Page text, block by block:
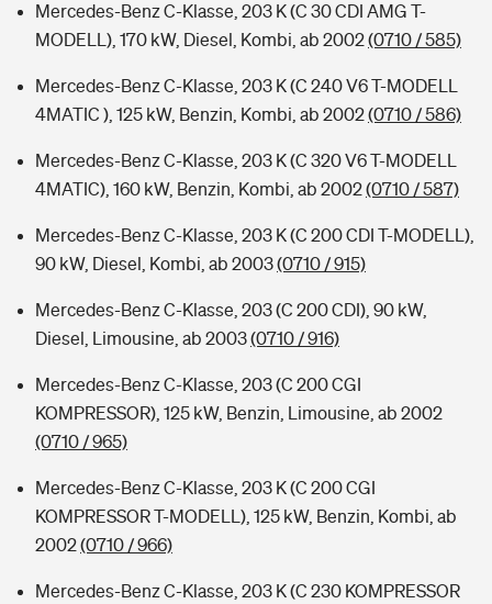
Mercedes-Benz C-Klasse, 203 K (C 30 CDI AMG T-
MODELL), 170 kW, Diesel, Kombi, ab 2002(0710 / 585)
Mercedes-Benz C-Klasse, 203 K (C 240 V6 T-MODELL
4MATIC ), 125 kW, Benzin, Kombi, ab 2002(0710 / 586)
Mercedes-Benz C-Klasse, 203 K (C 320 V6 T-MODELL
4MATIC), 160 kW, Benzin, Kombi, ab 2002(0710 / 587)
Mercedes-Benz C-Klasse, 203 K (C 200 CDI T-MODELL),
90 kW, Diesel, Kombi, ab 2003(0710 / 915)
Mercedes-Benz C-Klasse, 203 (C 200 CDI), 90 kW,
Diesel, Limousine, ab 2003(0710 / 916)
Mercedes-Benz C-Klasse, 203 (C 200 CGI
KOMPRESSOR), 125 kW, Benzin, Limousine, ab 2002
(0710 / 965)
Mercedes-Benz C-Klasse, 203 K (C 200 CGI
KOMPRESSOR T-MODELL), 125 kW, Benzin, Kombi, ab
2002(0710 / 966)
Mercedes-Benz C-Klasse, 203 K (C 230 KOMPRESSOR